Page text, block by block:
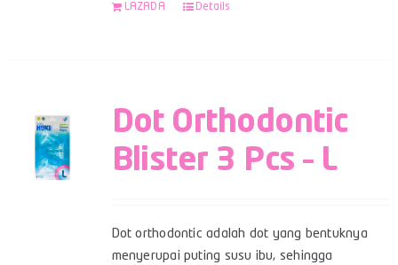
LAZADA Details
Dot Orthodontic
Blister 3 Pcs – L
Dot orthodontic adalah dot yang bentuknya
menyerupai puting susu ibu, sehingga